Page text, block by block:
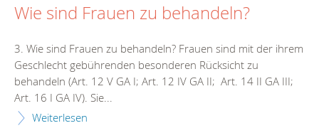
Wie sind Frauen zu behandeln?
3. Wie sind Frauen zu behandeln? Frauen sind mit der ihrem
Geschlecht gebührenden besonderen Rücksicht zu
behandeln (Art. 12 V GA I; Art. 12 IV GA II; Art. 14 II GA III;
Art. 16 I GA IV). Sie...
Weiterlesen